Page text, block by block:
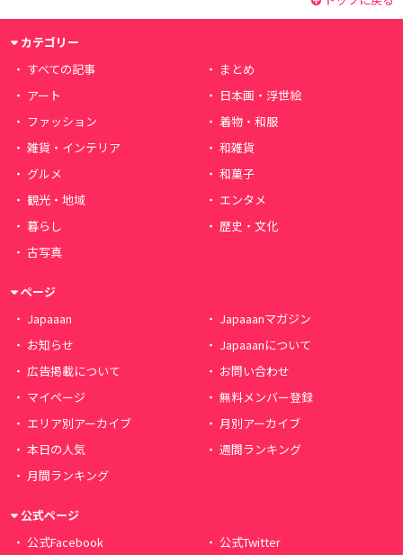
カテゴリー
すべての記事
まとめ
アート
日本画・浮世絵
ファッション
着物・和服
雑貨・インテリア
和雑貨
グルメ
和菓子
観光・地域
エンタメ
暮らし
歴史・文化
古写真
ページ
Japaaan
Japaaanマガジン
お知らせ
Japaaanについて
広告掲載について
お問い合わせ
マイページ
無料メンバー登録
エリア別アーカイブ
月別アーカイブ
本日の人気
週間ランキング
月間ランキング
公式ページ
公式Facebook
公式Twitter